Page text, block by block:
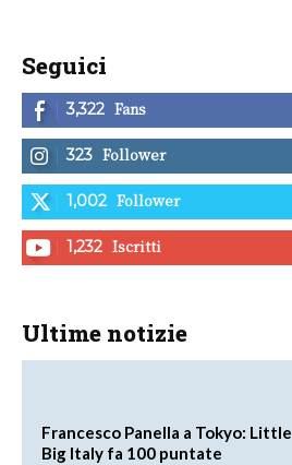
Seguici
3,322 Fans
323 Follower
1,002 Follower
1,232 Iscritti
Ultime notizie
Francesco Panella a Tokyo: Little
Big Italy fa 100 puntate